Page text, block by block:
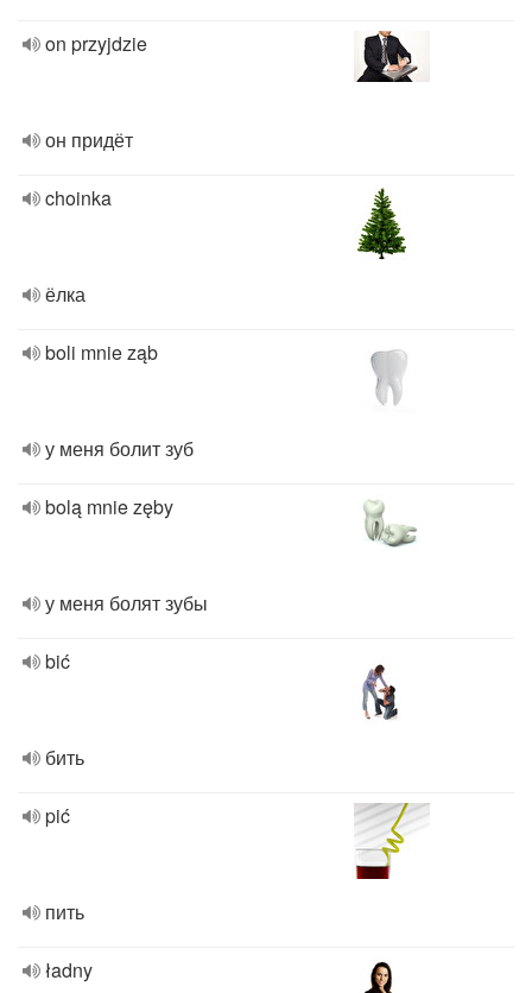
on przyjdzie
он придёт
choinka
ёлка
boli mnie ząb
у меня болит зуб
bolą mnie zęby
у меня болят зубы
bić
бить
pić
пить
ładny